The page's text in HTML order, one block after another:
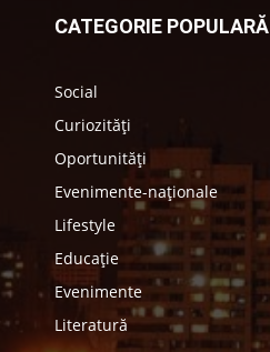
CATEGORIE POPULARĂ
Social
Curiozități
Oportunități
Evenimente-naționale
Lifestyle
Educație
Evenimente
Literatură